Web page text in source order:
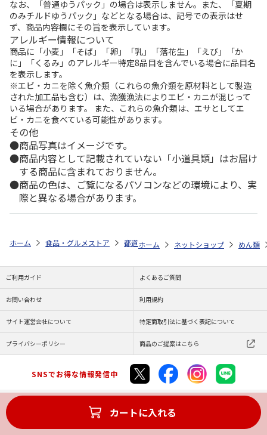
なお、「普通ゆうパック」の場合は表示しません。また、「夏期
のみチルドゆうパック」などとなる場合は、記号での表示はせ
ず、商品内容欄にその旨を表示しています。
アレルギー情報について
商品に「小麦」「そば」「卵」「乳」「落花生」「えび」「か
に」「くるみ」のアレルギー特定8品目を含んでいる場合に品目名
を表示します。
※エビ・カニを除く魚介類（これらの魚介類を原材料として製造
された加工品も含む）は、漁獲漁法によりエビ・カニが混じって
いる場合があります。 また、これらの魚介類は、エサとしてエ
ビ・カニを食べている可能性があります。
その他
商品写真はイメージです。
商品内容として記載されていない「小道具類」はお届け
する商品に含まれておりません。
商品の色は、ご覧になるパソコンなどの環境により、実
際と異なる場合があります。
カートに入れる
ホーム 食品・グルメストア 都道府県から探す 栃木県 麺屋 貴
ホーム ネットショップ めん類
ご利用ガイド よくあるご質問
お問い合わせ 利用規約
サイト運営会社について 特定商取引法に基づく表記について
プライバシーポリシー 商品のご提案はこちら
SNSでお得な情報発信中
Copyright (C) JAPAN POST Co.,Ltd. All Rights Reserved.